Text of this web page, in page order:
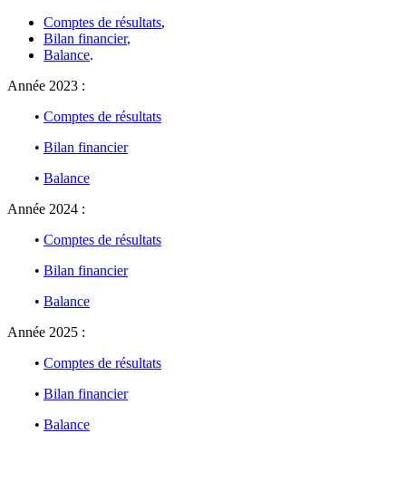
Comptes de résultats,
Bilan financier,
Balance.
Année 2023 :
• Comptes de résultats
• Bilan financier
• Balance
Année 2024 :
• Comptes de résultats
• Bilan financier
• Balance
Année 2025 :
• Comptes de résultats
• Bilan financier
• Balance